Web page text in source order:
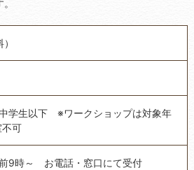
学生以下 ※ワークショップは対象年
可
9時～ お電話・窓口にて受付